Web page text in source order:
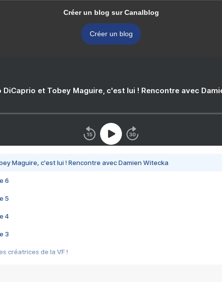
Créer un blog sur Canalblog
Créer un blog
DiCaprio et Tobey Maguire, c'est lui ! Rencontre avec
Maguire, c'est lui ! Rencontre avec Damien Witecka
6
5
4
3
créatrices de la VF !